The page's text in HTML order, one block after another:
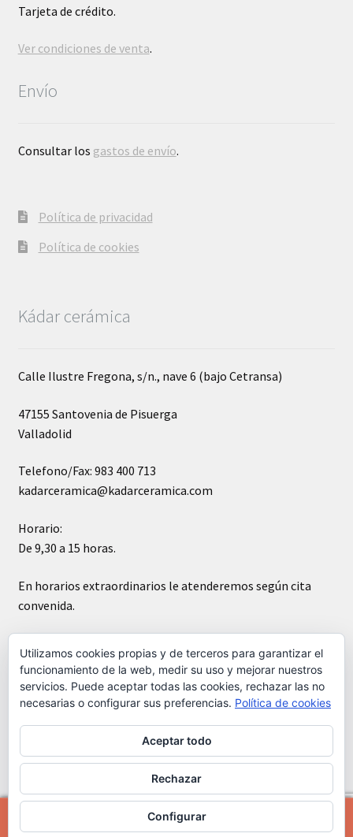
Tarjeta de crédito.
Ver condiciones de venta.
Envío
Consultar los gastos de envío.
Política de privacidad
Política de cookies
Kádar cerámica
Calle Ilustre Fregona, s/n., nave 6 (bajo Cetransa)
47155 Santovenia de Pisuerga
Valladolid
Telefono/Fax: 983 400 713
kadarceramica@kadarceramica.com
Horario:
De 9,30 a 15 horas.
En horarios extraordinarios le atenderemos según cita
convenida.
Construido con WooCommerce.
Utilizamos cookies propias y de terceros para garantizar el
funcionamiento de la web, medir su uso y mejorar nuestros
servicios. Puede aceptar todas las cookies, rechazar las no
necesarias o configurar sus preferencias. Política de cookies
Aceptar todo
Rechazar
Configurar